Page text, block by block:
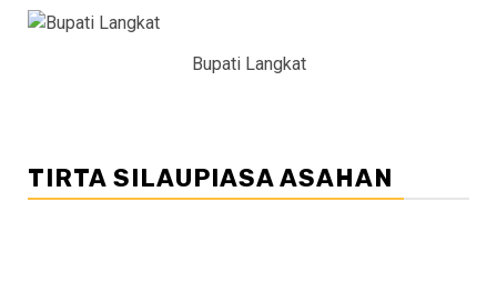
Bupati Langkat
TIRTA SILAUPIASA ASAHAN